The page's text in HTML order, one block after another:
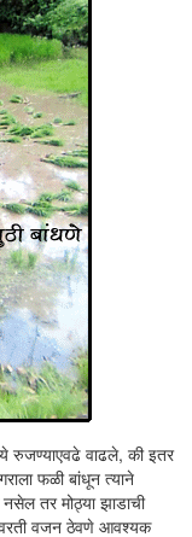
रुजण्याएवढे वाढले, की इतर
फळी बांधून त्याने
तर मोठ्या झाडाची
वजन ठेवणे आवश्यक